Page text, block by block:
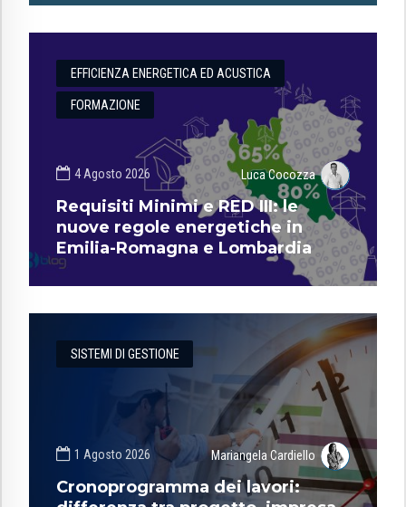
EFFICIENZA ENERGETICA ED ACUSTICA
FORMAZIONE
4 Agosto 2026 Luca Cocozza
Requisiti Minimi e RED III: le
nuove regole energetiche in
Emilia-Romagna e Lombardia
SISTEMI DI GESTIONE
1 Agosto 2026 Mariangela Cardiello
Cronoprogramma dei lavori: